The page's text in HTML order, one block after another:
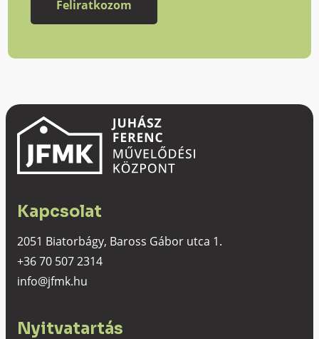
Kapcsolat
2051 Biatorbágy, Baross Gábor utca 1.
+36 70 507 2314
info@jfmk.hu
Nyitvatartás